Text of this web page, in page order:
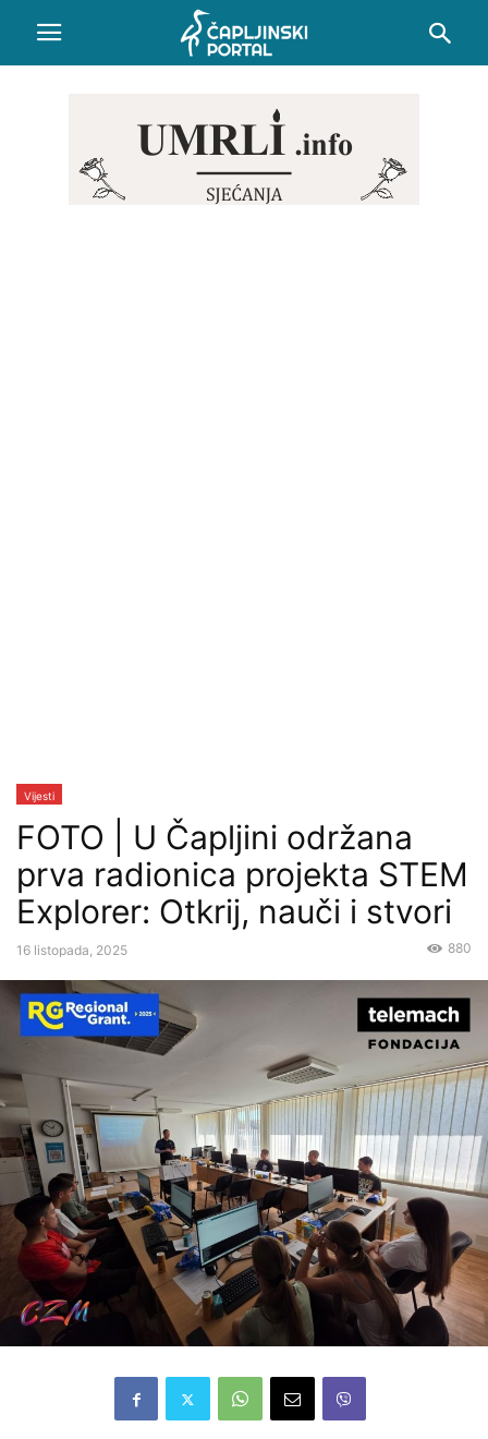
Vijesti
FOTO | U Čapljini održana
prva radionica projekta STEM
Explorer: Otkrij, nauči i stvori
16 listopada, 2025 880